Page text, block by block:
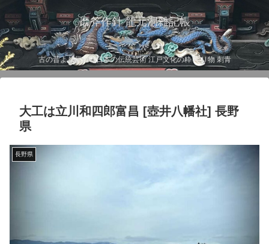
磨斧作針 龍元洞雑記帳
古の昔より伝わる日本の伝統芸術 江戸文化の粋 彫り物 刺青
大工は立川和四郎富昌 [壺井八幡社] 長野
県
長野県